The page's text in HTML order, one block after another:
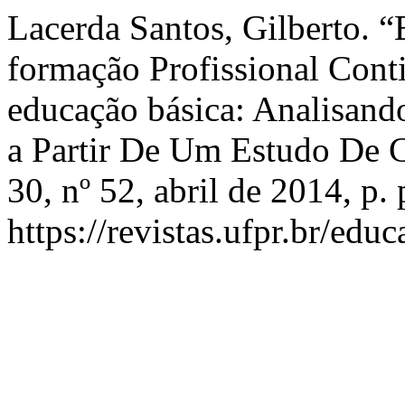
Lacerda Santos, Gilberto.
formação Profissional
educação básica:
a Partir De Um Estudo De
30, nº 52, abril de 2014, p.
https://revistas.ufpr.br/